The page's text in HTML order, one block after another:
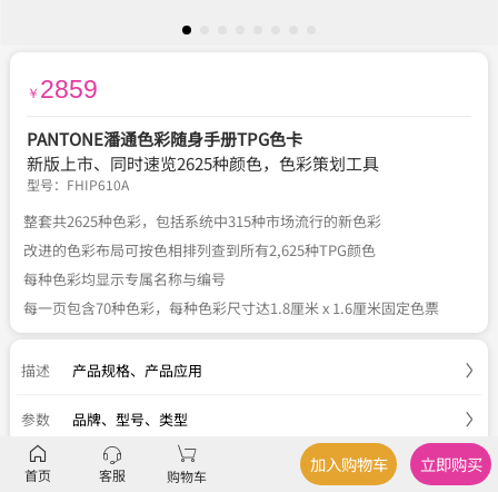
￥ 2859
PANTONE潘通色彩随身手册TPG色卡
新版上市、同时速览2625种颜色，色彩策划工具
型号： FHIP610A
整套共2625种色彩，包括系统中315种市场流行的新色彩
改进的色彩布局可按色相排列查到所有2,625种TPG颜色
每种色彩均显示专属名称与编号
每一页包含70种色彩，每种色彩尺寸达1.8厘米 x 1.6厘米固定色票
描述 产品规格、 产品应用
参数 品牌、型号、类型
服务 官方正品 关于税费、 七天退换
首页 客服 购物车
加入购物车 立即购买